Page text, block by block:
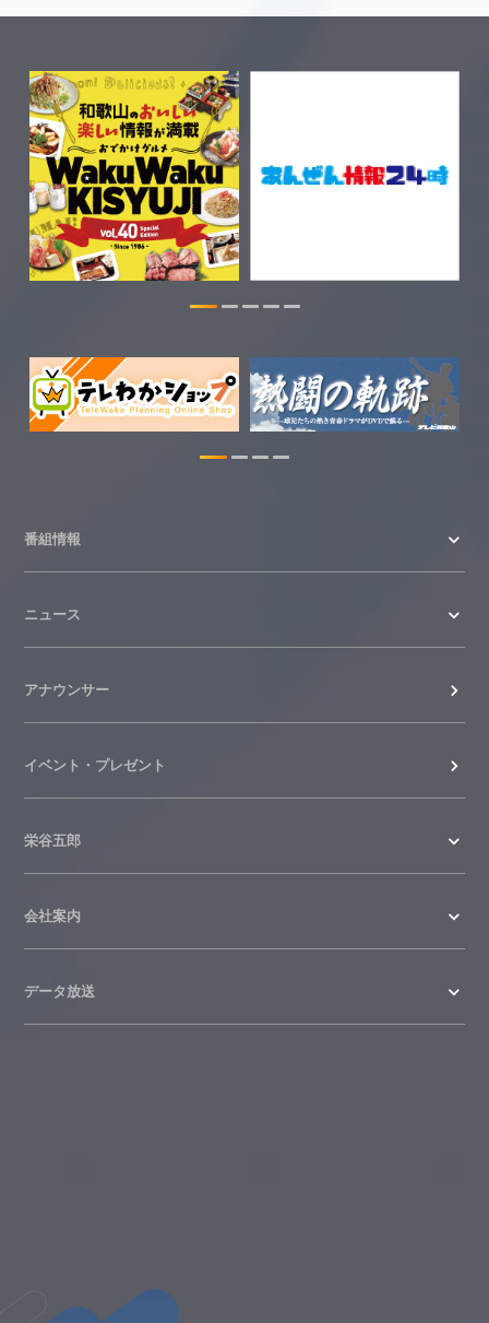
2026.08.05
和歌山市広報番組の情報を更新しまし
た。
和歌山de乾杯！の情報を更新しました。
情報を更新しました。
特別番組【8月】の情報を更新しました。
2026.07.28
番組情報
ニュース
アナウンサー
イベント・プレゼント
栄谷五郎
会社案内
データ放送